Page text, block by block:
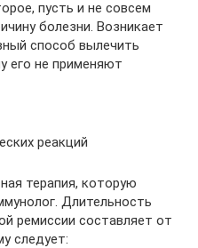
пусть и не совсем
болезни. Возникает
способ вылечить
его не применяют
реакций
терапия, которую
Длительность
ремиссии составляет от
следует: